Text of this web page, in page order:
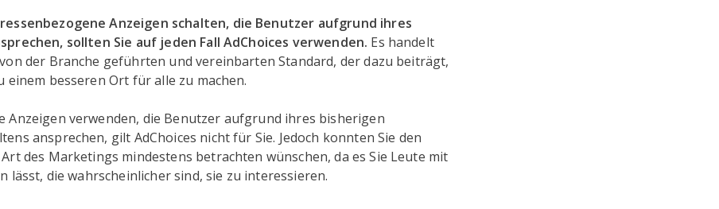
Anzeigen schalten, die Benutzer aufgrund ihres
sollten Sie auf jeden Fall AdChoices verwenden. Es handelt
der Branche geführten und vereinbarten Standard, der dazu beiträgt,
einem besseren Ort für alle zu machen.
Anzeigen verwenden, die Benutzer aufgrund ihres bisherigen
ansprechen, gilt AdChoices nicht für Sie. Jedoch konnten Sie den
des Marketings mindestens betrachten wünschen, da es Sie Leute mit
lässt, die wahrscheinlicher sind, sie zu interessieren.